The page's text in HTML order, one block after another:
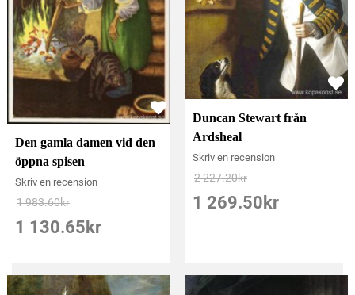
Den gamla damen vid den
öppna spisen
Skriv en recension
1 983.60kr
1 130.65 kr
Duncan Stewart från
Ardsheal
Skriv en recension
2 227.20kr
1 269.50 kr